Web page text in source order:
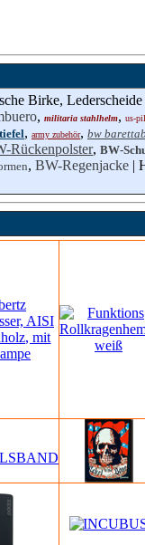
Birke,
, militaria stahlhelm, us-
, army zubehör, bw
Rückenpolster, BW-
, BW-Regenjacke |